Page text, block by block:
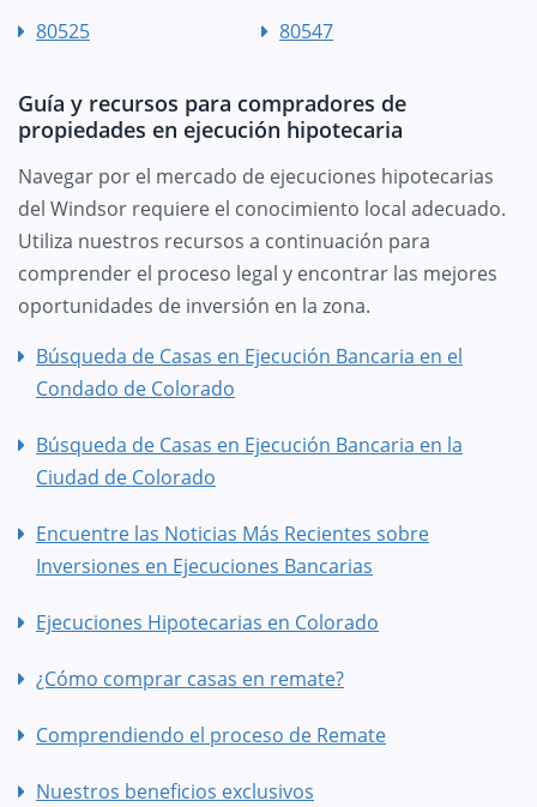
80525 80547
Guía y recursos para compradores de
propiedades en ejecución hipotecaria
Navegar por el mercado de ejecuciones hipotecarias
del Windsor requiere el conocimiento local adecuado.
Utiliza nuestros recursos a continuación para
comprender el proceso legal y encontrar las mejores
oportunidades de inversión en la zona.
Búsqueda de Casas en Ejecución Bancaria en el
Condado de Colorado
Búsqueda de Casas en Ejecución Bancaria en la
Ciudad de Colorado
Encuentre las Noticias Más Recientes sobre
Inversiones en Ejecuciones Bancarias
Ejecuciones Hipotecarias en Colorado
¿Cómo comprar casas en remate?
Comprendiendo el proceso de Remate
Nuestros beneficios exclusivos